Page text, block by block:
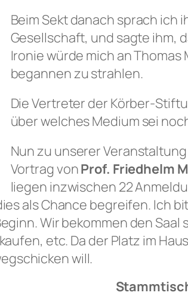
Beim Sekt danach sprach ich
Gesellschaft, und sagte ihm,
Ironie würde mich an
begannen zu strahlen.
Die Vertreter der Körber-
über welches Medium sei
Nun zu unserer
Vortrag vonProf. Friedhelm
liegen inzwischen 22
als Chance begreifen. Ich
Wir bekommen den
etc. Da der Platz im
will.